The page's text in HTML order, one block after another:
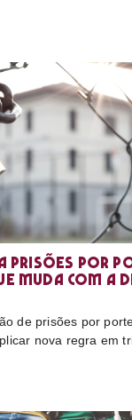
prisões por
muda com a
de prisões por
nova regra em